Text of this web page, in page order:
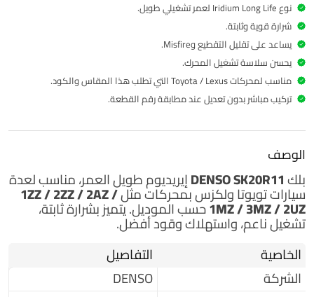
نوع Iridium Long Life لعمر تشغيلي طويل.
شرارة قوية وثابتة.
يساعد على تقليل التقطيع وMisfire.
يحسن سلاسة تشغيل المحرك.
مناسب لمحركات Toyota / Lexus التي تطلب هذا المقاس والكود.
تركيب مباشر بدون تعديل عند مطابقة رقم القطعة.
الوصف
بلكDENSO SK20R11إيريديوم طويل العمر، مناسب لعدة
سيارات تويوتا ولكزس بمحركات مثل1ZZ / 2ZZ / 2AZ /
1MZ / 3MZ / 2UZحسب الموديل. يتميز بشرارة ثابتة،
تشغيل ناعم، واستهلاك وقود أفضل.
الخاصية
التفاصيل
الشركة
DENSO